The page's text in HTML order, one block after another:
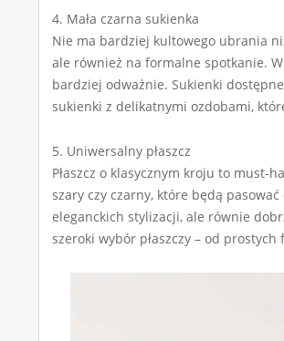
4. Mała czarna sukienka
Nie ma bardziej kultowego ubrania
ale również na formalne spotkanie.
bardziej odważnie. Sukienki
sukienki z delikatnymi ozdobami,
5. Uniwersalny płaszcz
Płaszcz o klasycznym kroju to must-
szary czy czarny, które będą
eleganckich stylizacji, ale równie
szeroki wybór płaszczy – od